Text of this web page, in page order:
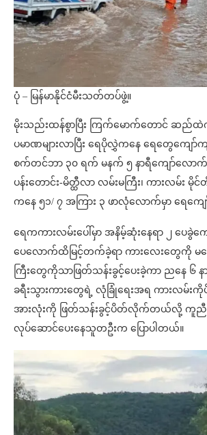
ပုံ – မြန်မာနိုင်ငံမီးသတ်တပ်ဖွဲ့။
မိုးသည်းထန်စွာပြီး ကြက်မောက်တောင် ဆည်
ပမာဏများလာပြီး ရေပိုလွှဲကနေ ရေတွေကျော်
စက်တင်ဘာ ၃၀ ရက် မနက် ၅ နာရီကျော်လော
ပန်းတောင်း-မိတ္ထီလာ လမ်းမကြီး၊ ကားလမ်း
ကနေ ၅၁/ ၇ အကြား ၃ ဖာလုံလောက်မှာ ရေကျေ
ရေကကားလမ်းပေါ်မှာ အနိမ့်ဆုံးနေရာ ၂ ပေခွဲက
ပေလောက်ထိမြင့်တက်ခဲ့ရာ ကားလေးတွေကို မပ
ကြီးတွေကိုသာဖြတ်သန်းခွင့်ပေးခဲ့ကာ ညနေ ၆ န
ခရီးသွားကားတွေရဲ့ လုံခြုံရေးအရ ကားလမ်း
အားလုံးကို ဖြတ်သန်းခွင့်ပိတ်လိုက်တယ်လို့ ကူ
လုပ်ဆောင်ပေးနေသူတဦးက ပြောပါတယ်။